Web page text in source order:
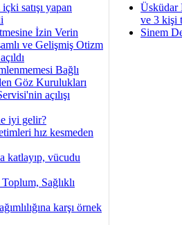
satışı yapan
İzin Verin
ve Gelişmiş Otizm
Bağlı
Göz Kurulukları
açılışı
iyi gelir?
hız kesmeden
katlayıp, vücudu
Sağlıklı
karşı örnek
Üsküdar
ve 3 kişi
Sinem